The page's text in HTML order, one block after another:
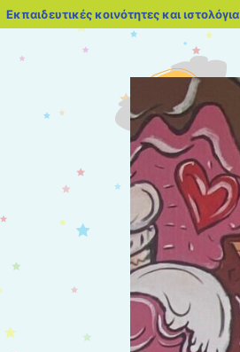
Εκπαιδευτικές κοινότητες και ιστολόγια